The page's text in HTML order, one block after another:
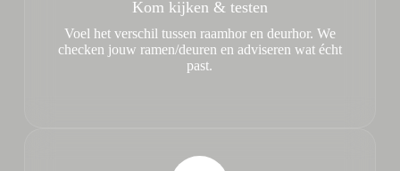
Kom kijken & testen
Voel het verschil tussen raamhor en deurhor. We
checken jouw ramen/deuren en adviseren wat écht
past.